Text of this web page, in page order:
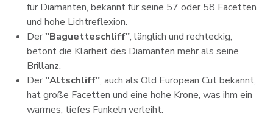
für Diamanten, bekannt für seine 57 oder 58 Facetten
und hohe Lichtreflexion.
Der"Baguetteschliff", länglich und rechteckig,
betont die Klarheit des Diamanten mehr als seine
Brillanz.
Der"Altschliff", auch als Old European Cut bekannt,
hat große Facetten und eine hohe Krone, was ihm ein
warmes, tiefes Funkeln verleiht.